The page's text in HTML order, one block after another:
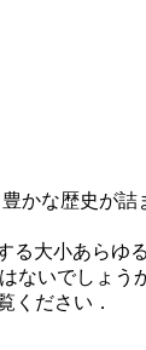
かな歴史が詰
る大小あらゆ
ないでしょう
ください．